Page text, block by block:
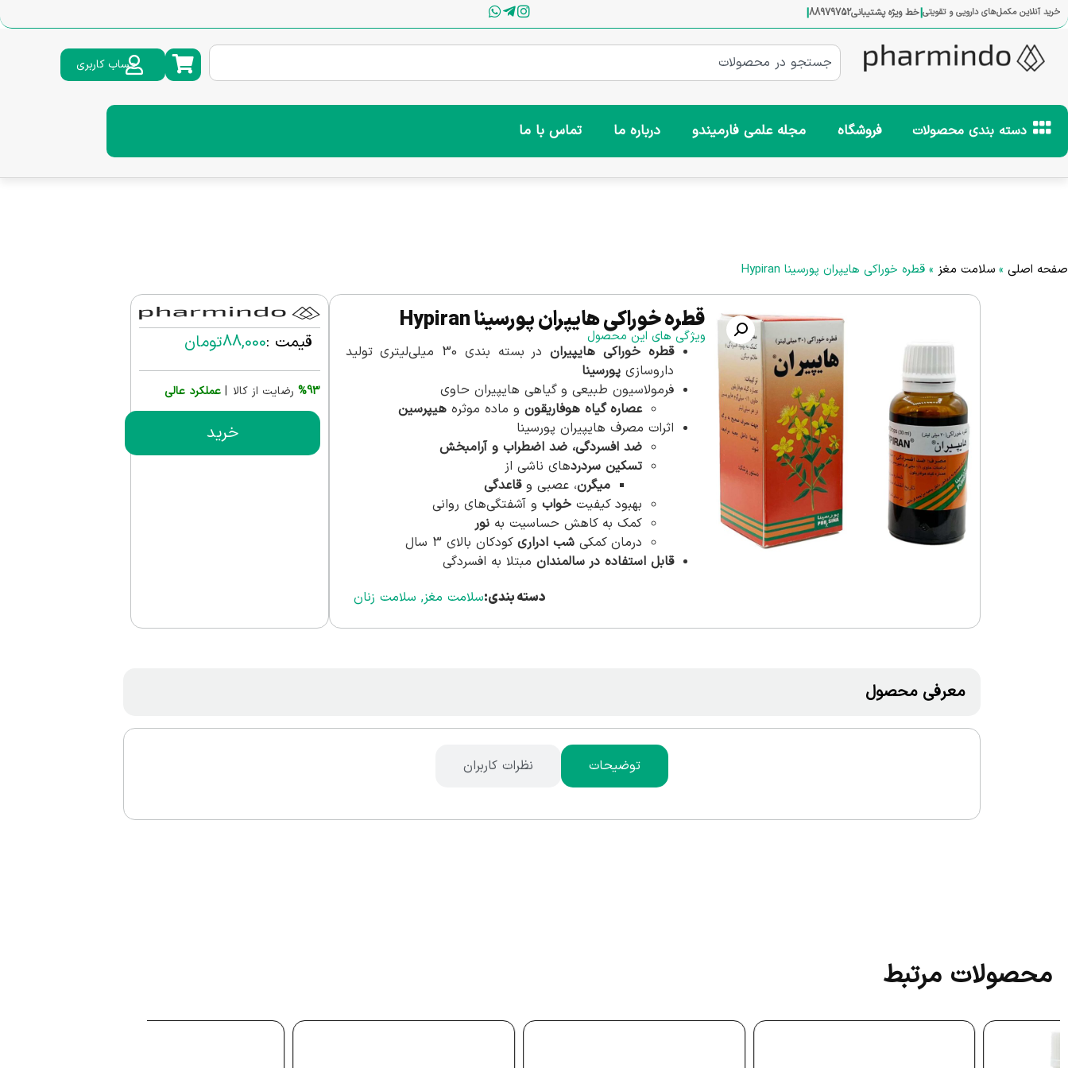
خرید آنلاین مکمل‌های دارویی و تقویتی|خط ویژه پشتیبانی88979752
|
حساب کاربری
دسته بندی محصولات فروشگاه مجله علمی فارمیندو درباره ما تماس با ما
صفحه اصلی » سلامت مغز » قطره خوراکی هایپران پورسینا Hypiran
قطره خوراکی هایپران پورسینا Hypiran
ویژگی های این محصول
قطره خوراکی هایپیران
در بسته بندی 30 میلی‌لیتری تولید
داروسازیپورسینا
فرمولاسیون طبیعی و گیاهی هایپیران حاوی
عصاره گیاه هوفاریقون و ماده موثرههیپرسین
اثرات مصرف هایپیران پورسینا
ضد افسردگی، ضد اضطراب و آرامبخش
تسکین سردردهای ناشی از
میگرن، عصبی وقاعدگی
بهبود کیفیتخواب و آشفتگی‌های روانی
کمک به کاهش حساسیت بهنور
درمان کمکیشب ادراری کودکان بالای 3 سال
قابل استفاده در سالمندان مبتلا به افسردگی
سلامت مغز, سلامت زنان دسته بندی:
قیمت :88,000تومان
%93 رضایت از کالا | عملکرد عالی
خرید
معرفی محصول
توضیحات نظرات کاربران
محصولات مرتبط